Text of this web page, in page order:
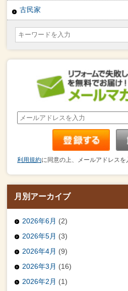
古民家
利用規約に同意の上、メールアドレス
月別アーカイブ
2026年6月 (2)
2026年5月 (3)
2026年4月 (9)
2026年3月 (16)
2026年2月 (1)